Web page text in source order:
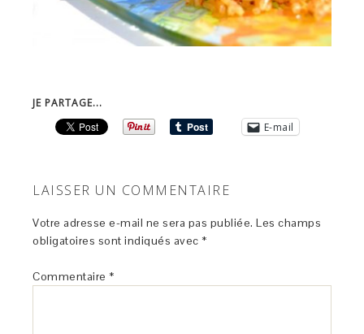
JE PARTAGE...
E-mail
LAISSER UN COMMENTAIRE
Votre adresse e-mail ne sera pas publiée. Les champs
obligatoires sont indiqués avec *
Commentaire *